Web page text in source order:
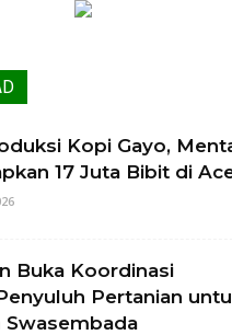
Kopi Gayo,
17 Juta Bibit di
Buka Koordinasi
Pertanian
Swasembada